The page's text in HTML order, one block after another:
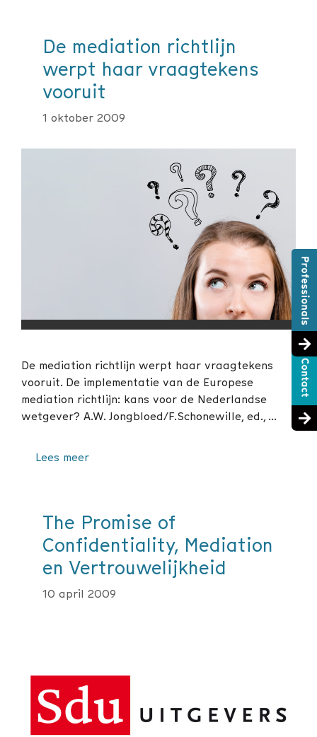
De mediation richtlijn
werpt haar vraagtekens
vooruit
1 oktober 2009
De mediation richtlijn werpt haar vraagtekens
vooruit. De implementatie van de Europese
mediation richtlijn: kans voor de Nederlandse
wetgever? A.W. Jongbloed/F.Schonewille, ed., …
Lees meer
The Promise of
Confidentiality, Mediation
en Vertrouwelijkheid
10 april 2009